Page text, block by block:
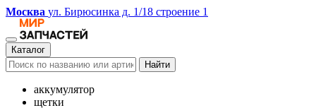
Москва ул. Бирюсинка д. 1/18 строение 1
Каталог
Найти
аккумулятор
щетки